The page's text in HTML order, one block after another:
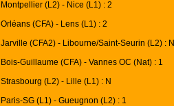
Montpellier (L2) - Nice (L1) : 2
Orléans (CFA) - Lens (L1) : 2
Jarville (CFA2) - Libourne/Saint-Seurin (L2) : N
Bois-Guillaume (CFA) - Vannes OC (Nat) : 1
Strasbourg (L2) - Lille (L1) : N
Paris-SG (L1) - Gueugnon (L2) : 1